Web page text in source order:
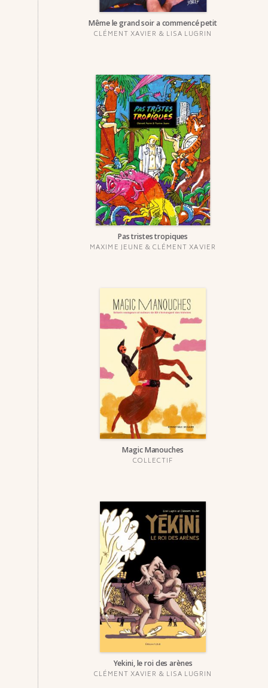
Même le grand soir a commencé petit
CLÉMENT XAVIER & LISA LUGRIN
Pas tristes tropiques
MAXIME JEUNE &CLÉMENT XAVIER
Magic Manouches
COLLECTIF
Yekini, le roi des arènes
CLÉMENT XAVIER & LISA LUGRIN